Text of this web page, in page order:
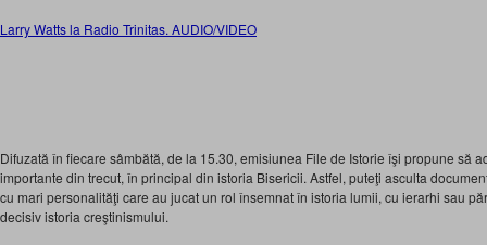
Larry Watts la Radio Trinitas. AUDIO/VIDEO
Difuzată în fiecare sâmbătă, de la 15.30, emisiunea File de Istorie îşi propune să
importante din trecut, în principal din istoria Bisericii. Astfel, puteţi asculta
cu mari personalităţi care au jucat un rol însemnat în istoria lumii, cu ierarhi sau
decisiv istoria creştinismului.